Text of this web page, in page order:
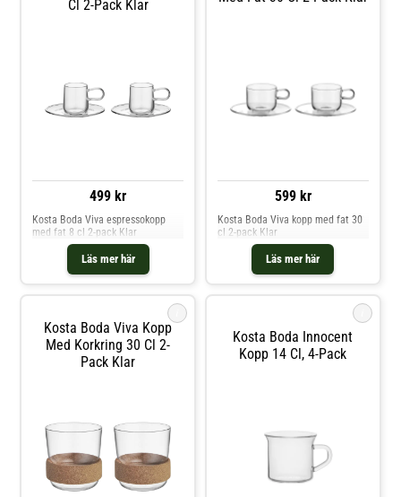
Cl 2-Pack Klar
499 kr
Läs mer här
Kosta Boda Viva espressokopp
med fat 8 cl 2-pack Klar
599 kr
Läs mer här
Kosta Boda Viva kopp med fat 30
cl 2-pack Klar
Kosta Boda Viva Kopp
Med Korkring 30 Cl 2-
Pack Klar
Kosta Boda Innocent
Kopp 14 Cl, 4-Pack